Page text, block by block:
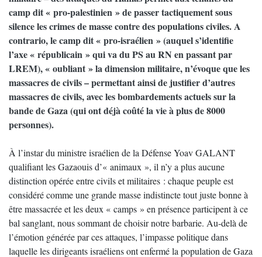
camp dit « pro-palestinien » de passer tactiquement sous
silence les crimes de masse contre des populations civiles. A
contrario, le camp dit « pro-israélien » (auquel s’identifie
l’axe « républicain » qui va du PS au RN en passant par
LREM), « oubliant » la dimension militaire, n’évoque que les
massacres de civils – permettant ainsi de justifier d’autres
massacres de civils, avec les bombardements actuels sur la
bande de Gaza (qui ont déjà coûté la vie à plus de 8000
personnes).
À l’instar du ministre israélien de la Défense Yoav GALANT
qualifiant les Gazaouis d’« animaux », il n’y a plus aucune
distinction opérée entre civils et militaires : chaque peuple est
considéré comme une grande masse indistincte tout juste bonne à
être massacrée et les deux « camps » en présence participent à ce
bal sanglant, nous sommant de choisir notre barbarie. Au-delà de
l’émotion générée par ces attaques, l’impasse politique dans
laquelle les dirigeants israéliens ont enfermé la population de Gaza